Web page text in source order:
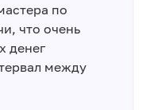
по
что очень
денег
между